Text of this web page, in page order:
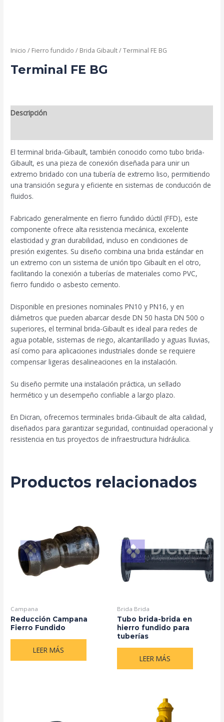
Inicio / Fierro fundido / Brida Gibault/ Terminal FE BG
Terminal FE BG
Descripción
El terminal brida-Gibault, también conocido como tubo brida-
Gibault, es una pieza de conexión diseñada para unir un
extremo bridado con una tubería de extremo liso, permitiendo
una transición segura y eficiente en sistemas de conducción de
fluidos.
Fabricado generalmente en fierro fundido dúctil (FFD), este
componente ofrece alta resistencia mecánica, excelente
elasticidad y gran durabilidad, incluso en condiciones de
presión exigentes. Su diseño combina una brida estándar en
un extremo con un sistema de unión tipo Gibault en el otro,
facilitando la conexión a tuberías de materiales como PVC,
fierro fundido o asbesto cemento.
Disponible en presiones nominales PN10 y PN16, y en
diámetros que pueden abarcar desde DN 50 hasta DN 500 o
superiores, el terminal brida-Gibault es ideal para redes de
agua potable, sistemas de riego, alcantarillado y aguas lluvias,
así como para aplicaciones industriales donde se requiere
compensar ligeras desalineaciones en la instalación.
Su diseño permite una instalación práctica, un sellado
hermético y un desempeño confiable a largo plazo.
En Dicran, ofrecemos terminales brida-Gibault de alta calidad,
diseñados para garantizar seguridad, continuidad operacional y
resistencia en tus proyectos de infraestructura hidráulica.
Productos relacionados
Campana
Reducción Campana
Fierro Fundido
LEER MÁS
Brida Brida
Tubo brida-brida en
hierro fundido para
tuberías
LEER MÁS